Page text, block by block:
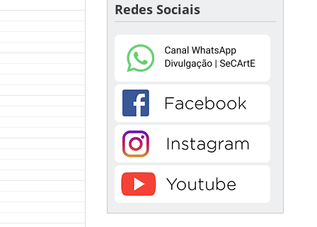
Redes Sociais